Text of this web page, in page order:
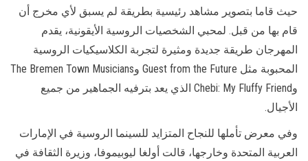
حيث قاما بتصوير مشاهد رئيسية بطريقة لم يسبق لأي مخرج أن
قام بها من قبل. لمحبي الشخصيات الروسية الأيقونية، يقدم
المهرجان طريقة جديدة ومثيرة لتجربة الكلاسيكيات الروسية
المحبوبة مثل Guest from the Future وThe Bremen Town Musicians
وChebi: My Fluffy Friend الذي يعد بترفيه الجماهير من جميع
الأجيال.
وفي معرض تأملها للنجاح المتزايد للسينما الروسية في الإمارات
العربية المتحدة وخارجها، قالت أولغا ليوبيموفا، وزيرة الثقافة في